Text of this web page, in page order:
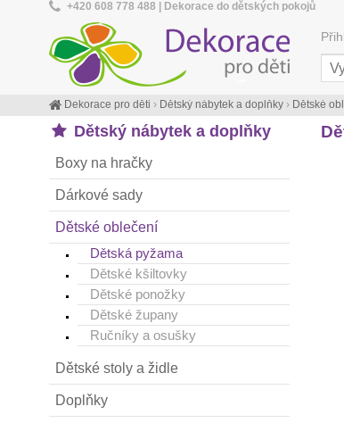
Dětský nábytek a doplňky
Boxy na hračky
Dárkové sady
Dětské oblečení
Dětská pyžama
Dětské kšiltovky
Dětské ponožky
Dětské župany
Ručníky a osušky
Dětské stoly a židle
Doplňky
Dekorace pro děti › Dětský nábytek a doplňky› Dětské
+420 608 778 488 | Dekorace do dětských pokojů